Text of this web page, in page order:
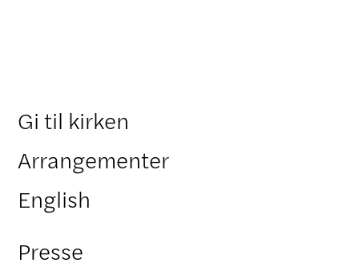
Gi til kirken
Arrangementer
English
Presse